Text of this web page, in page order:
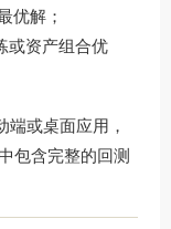
优解；
或资产组合优
或桌面应用，
包含完整的回测